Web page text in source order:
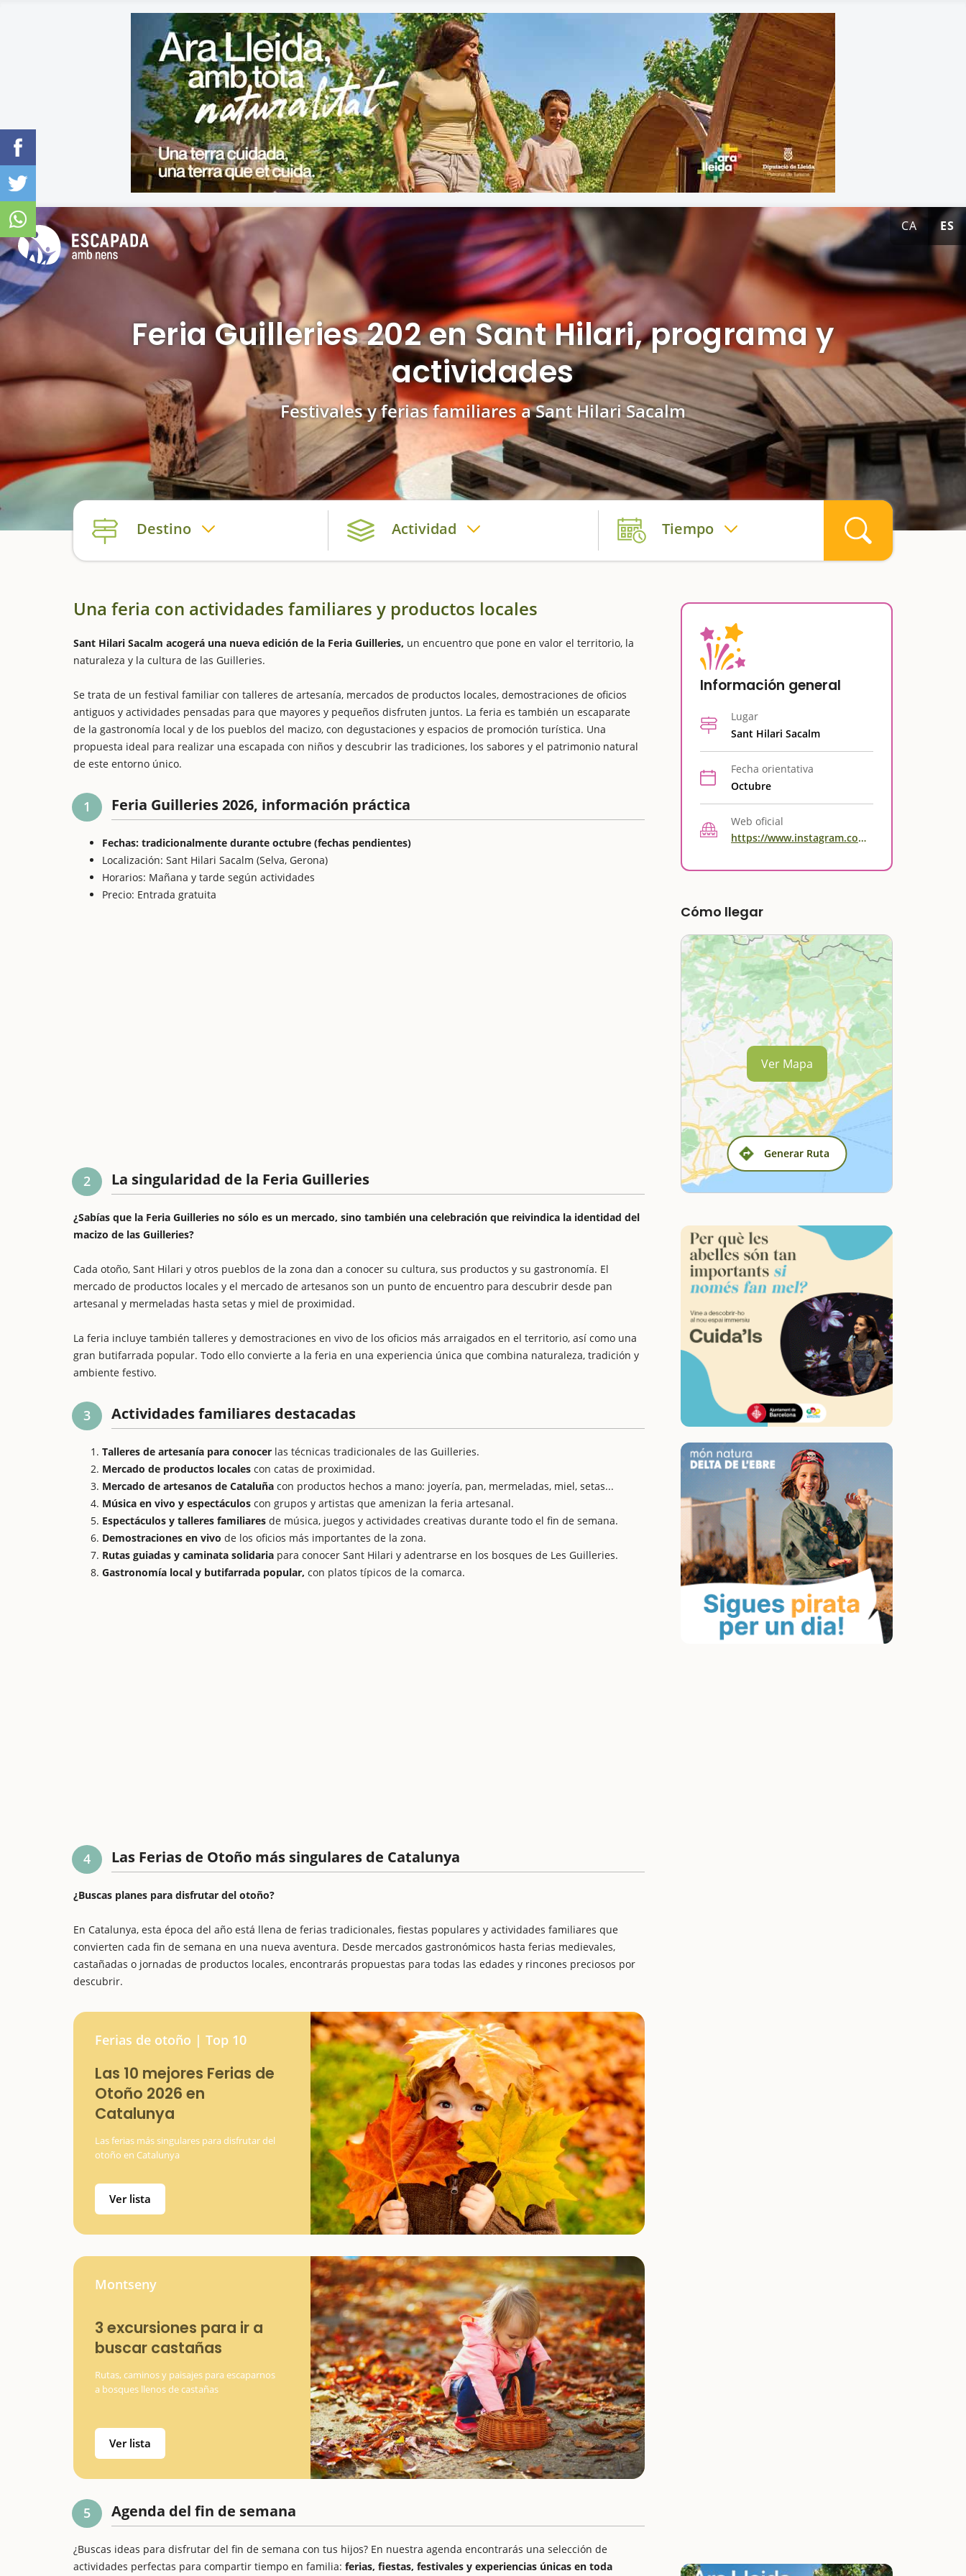
CA ES
Feria Guilleries 202 en Sant Hilari, programa y
actividades
Festivales y ferias familiares a Sant Hilari Sacalm
Destino Actividad Tiempo
Una feria con actividades familiares y productos locales
Sant Hilari Sacalm acogerá una nueva edición de la Feria Guilleries, un encuentro que pone en valor el territorio, la
naturaleza y la cultura de las Guilleries.
Se trata de un festival familiar con talleres de artesanía, mercados de productos locales, demostraciones de oficios
antiguos y actividades pensadas para que mayores y pequeños disfruten juntos. La feria es también un escaparate
de la gastronomía local y de los pueblos del macizo, con degustaciones y espacios de promoción turística. Una
propuesta ideal para realizar una escapada con niños y descubrir las tradiciones, los sabores y el patrimonio natural
de este entorno único.
1 Feria Guilleries 2026, información práctica
Fechas: tradicionalmente durante octubre (fechas pendientes)
Localización: Sant Hilari Sacalm (Selva, Gerona)
Horarios: Mañana y tarde según actividades
Precio: Entrada gratuita
2 La singularidad de la Feria Guilleries
¿Sabías que la Feria Guilleries no sólo es un mercado, sino también una celebración que reivindica la identidad del
macizo de las Guilleries?
Cada otoño, Sant Hilari y otros pueblos de la zona dan a conocer su cultura, sus productos y su gastronomía. El
mercado de productos locales y el mercado de artesanos son un punto de encuentro para descubrir desde pan
artesanal y mermeladas hasta setas y miel de proximidad.
La feria incluye también talleres y demostraciones en vivo de los oficios más arraigados en el territorio, así como una
gran butifarrada popular. Todo ello convierte a la feria en una experiencia única que combina naturaleza, tradición y
ambiente festivo.
3 Actividades familiares destacadas
Talleres de artesanía para conocer las técnicas tradicionales de las Guilleries.
Mercado de productos locales con catas de proximidad.
Mercado de artesanos de Cataluña con productos hechos a mano: joyería, pan, mermeladas, miel, setas...
Música en vivo y espectáculos con grupos y artistas que amenizan la feria artesanal.
Espectáculos y talleres familiares de música, juegos y actividades creativas durante todo el fin de semana.
Demostraciones en vivo de los oficios más importantes de la zona.
Rutas guiadas y caminata solidaria para conocer Sant Hilari y adentrarse en los bosques de Les Guilleries.
Gastronomía local y butifarrada popular, con platos típicos de la comarca.
4 Las Ferias de Otoño más singulares de Catalunya
¿Buscas planes para disfrutar del otoño?
En Catalunya, esta época del año está llena de ferias tradicionales, fiestas populares y actividades familiares que
convierten cada fin de semana en una nueva aventura. Desde mercados gastronómicos hasta ferias medievales,
castañadas o jornadas de productos locales, encontrarás propuestas para todas las edades y rincones preciosos por
descubrir.
Ferias de otoño | Top 10
Las 10 mejores Ferias de
Otoño 2026 en
Catalunya
Las ferias más singulares para disfrutar del
otoño en Catalunya
Ver lista
Montseny
3 excursiones para ir a
buscar castañas
Rutas, caminos y paisajes para escaparnos
a bosques llenos de castañas
Ver lista
5 Agenda del fin de semana
¿Buscas ideas para disfrutar del fin de semana con tus hijos? En nuestra agenda encontrarás una selección de
actividades perfectas para compartir tiempo en familia: ferias, fiestas, festivales y experiencias únicas en toda
Información general
Lugar
Sant Hilari Sacalm
Fecha orientativa
Octubre
Web oficial
https://www.instagram.com/firaguilleries/
Cómo llegar
Generar Ruta
Ver Mapa